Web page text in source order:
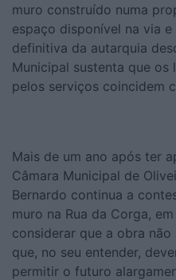
muro construído numa
espaço disponível na via
definitiva da autarquia
Municipal sustenta que
pelos serviços coincidem
Mais de um ano após ter
Câmara Municipal de
Bernardo continua a
muro na Rua da Corga,
considerar que a obra
que, no seu entender,
permitir o futuro